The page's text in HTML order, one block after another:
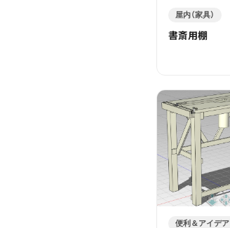
屋内（家具）
書斎用棚
便利＆アイデア